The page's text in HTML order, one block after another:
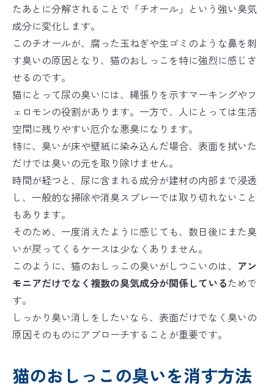
たあとに分解されることで「チオール」という強い臭気
成分に変化します。
このチオールが、腐った玉ねぎや生ゴミのような鼻を刺
す臭いの原因となり、猫のおしっこを特に強烈に感じさ
せるのです。
猫にとって尿の臭いには、縄張りを示すマーキングやフ
ェロモンの役割があります。一方で、人にとっては生活
空間に残りやすい厄介な悪臭になります。
特に、臭いが床や壁紙に染み込んだ場合、表面を拭いた
だけでは臭いの元を取り除けません。
時間が経つと、尿に含まれる成分が建材の内部まで浸透
し、一般的な掃除や消臭スプレーでは取り切れないこと
もあります。
そのため、一度消えたように感じても、数日後にまた臭
いが戻ってくるケースは少なくありません。
このように、猫のおしっこの臭いがしつこいのは、 アン
モニアだけでなく複数の臭気成分が関係しているためで
す。
しっかり臭い消しをしたいなら、表面だけでなく臭いの
原因そのものにアプローチすることが重要です。
猫のおしっこの臭いを消す方法